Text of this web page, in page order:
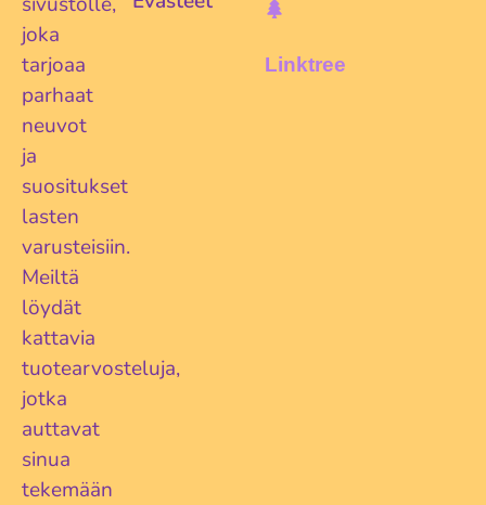
joka
tarjoaa
parhaat
neuvot
ja
suositukset
lasten
varusteisiin.
Meiltä
löydät
kattavia
tuotearvosteluja,
jotka
auttavat
sinua
tekemään
Linktree